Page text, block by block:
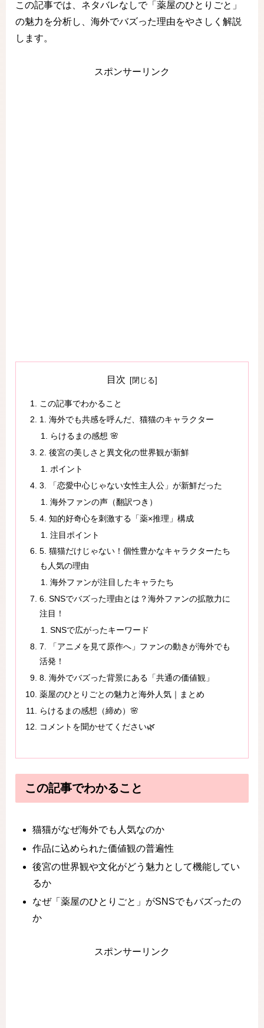
この記事では、ネタバレなしで「薬屋のひとりごと」
の魅力を分析し、海外でバズった理由をやさしく解説
します。
スポンサーリンク
目次
この記事でわかること
1. 海外でも共感を呼んだ、猫猫のキャラクター
らけるまの感想 🌸
2. 後宮の美しさと異文化の世界観が新鮮
ポイント
3. 「恋愛中心じゃない女性主人公」が新鮮だった
海外ファンの声（翻訳つき）
4. 知的好奇心を刺激する「薬×推理」構成
注目ポイント
5. 猫猫だけじゃない！個性豊かなキャラクターたち
も人気の理由
海外ファンが注目したキャラたち
6. SNSでバズった理由とは？海外ファンの拡散力に
注目！
SNSで広がったキーワード
7. 「アニメを見て原作へ」ファンの動きが海外でも
活発！
8. 海外でバズった背景にある「共通の価値観」
薬屋のひとりごとの魅力と海外人気｜まとめ
らけるまの感想（締め）🌸
コメントを聞かせてください🌿
この記事でわかること
猫猫がなぜ海外でも人気なのか
作品に込められた価値観の普遍性
後宮の世界観や文化がどう魅力として機能してい
るか
なぜ「薬屋のひとりごと」がSNSでもバズったの
か
スポンサーリンク